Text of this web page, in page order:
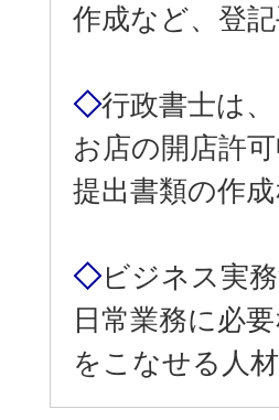
作成など、登記
◇行政書士は、
お店の開店許
提出書類の作成
◇ビジネス実
日常業務に必
をこなせる人